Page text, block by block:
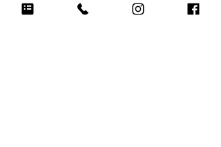
Q18.